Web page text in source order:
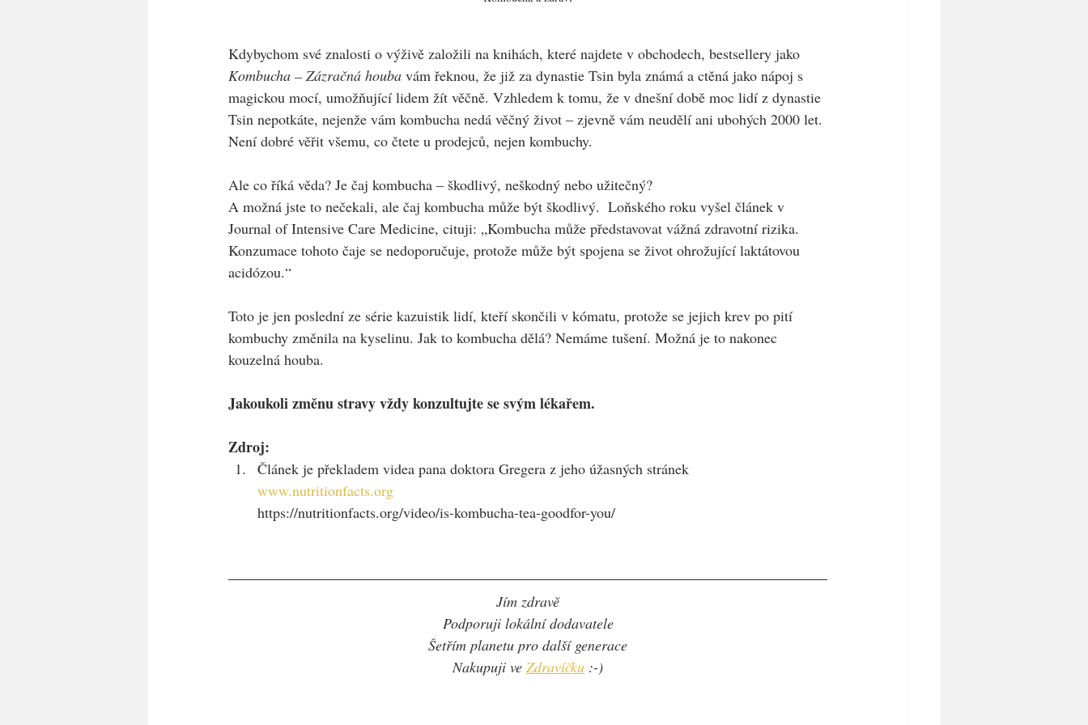
Kdybychom své znalosti o výživě založili na knihách, které najdete v obchodech, bestsellery jako
Kombucha – Zázračná houba vám řeknou, že již za dynastie Tsin byla známá a ctěná jako nápoj s
magickou mocí, umožňující lidem žít věčně. Vzhledem k tomu, že v dnešní době moc lidí z dynastie
Tsin nepotkáte, nejenže vám kombucha nedá věčný život – zjevně vám neudělí ani ubohých 2000 let.
Není dobré věřit všemu, co čtete u prodejců, nejen kombuchy.
Ale co říká věda? Je čaj kombucha – škodlivý, neškodný nebo užitečný?
A možná jste to nečekali, ale čaj kombucha může být škodlivý.  Loňského roku vyšel článek v
Journal of Intensive Care Medicine, cituji: „Kombucha může představovat vážná zdravotní rizika.
Konzumace tohoto čaje se nedoporučuje, protože může být spojena se život ohrožující laktátovou
acidózou.“
Toto je jen poslední ze série kazuistik lidí, kteří skončili v kómatu, protože se jejich krev po pití
kombuchy změnila na kyselinu. Jak to kombucha dělá? Nemáme tušení. Možná je to nakonec
kouzelná houba.
Jakoukoli změnu stravy vždy konzultujte se svým lékařem.
Zdroj:
Článek je překladem videa pana doktora Gregera z jeho úžasných stránek
www.nutritionfacts.org
https://nutritionfacts.org/video/is-kombucha-tea-goodfor-you/
Jím zdravě
Podporuji lokální dodavatele
Šetřím planetu pro další generace
Nakupuji ve Zdravíčku :-)